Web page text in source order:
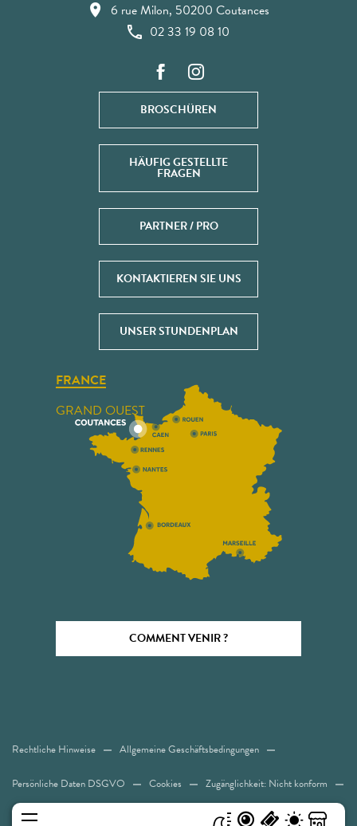
6 rue Milon, 50200 Coutances
02 33 19 08 10
BROSCHÜREN
HÄUFIG GESTELLTE
FRAGEN
PARTNER / PRO
KONTAKTIEREN SIE UNS
UNSER STUNDENPLAN
FRANCE
GRAND OUEST
COMMENT VENIR ?
Rechtliche Hinweise Allgemeine Geschäftsbedingungen
Persönliche Daten DSGVO Cookies Zugänglichkeit: Nicht konform
Sitemap